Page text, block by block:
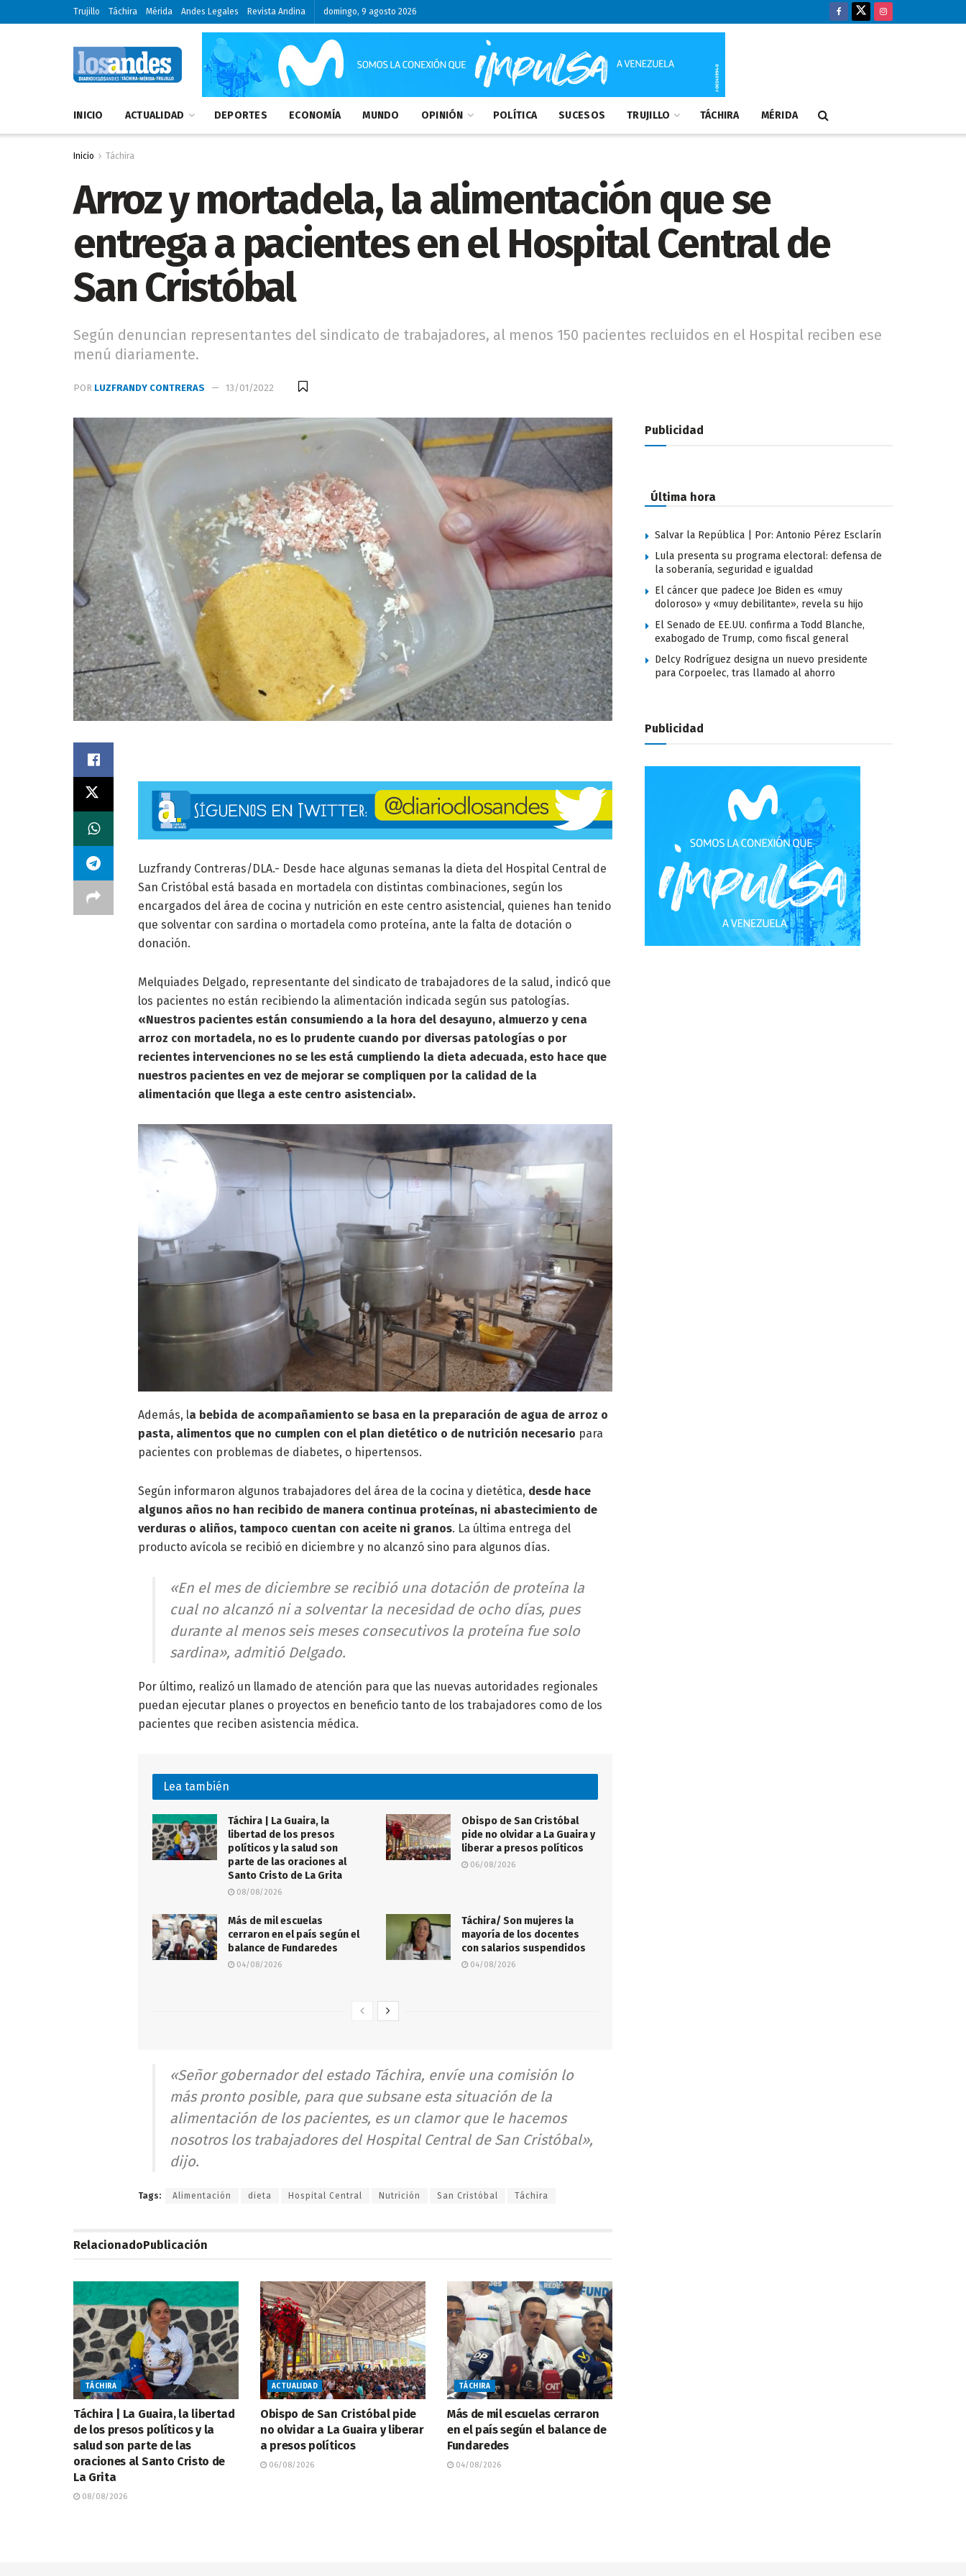
Trujillo Táchira Mérida Andes Legales Revista Andina domingo, 9 agosto 2026
INICIO ACTUALIDAD DEPORTES ECONOMÍA MUNDO OPINIÓN POLÍTICA SUCESOS TRUJILLO TÁCHIRA MÉRIDA
Inicio Táchira
Arroz y mortadela, la alimentación que se
entrega a pacientes en el Hospital Central de
San Cristóbal
Según denuncian representantes del sindicato de trabajadores, al menos 150 pacientes recluidos en el Hospital reciben ese
menú diariamente.
POR LUZFRANDY CONTRERAS 13/01/2022
Luzfrandy Contreras/DLA.- Desde hace algunas semanas la dieta del Hospital Central de
San Cristóbal está basada en mortadela con distintas combinaciones, según los
encargados del área de cocina y nutrición en este centro asistencial, quienes han tenido
que solventar con sardina o mortadela como proteína, ante la falta de dotación o
donación.
Melquiades Delgado, representante del sindicato de trabajadores de la salud, indicó que
los pacientes no están recibiendo la alimentación indicada según sus patologías.
«Nuestros pacientes están consumiendo a la hora del desayuno, almuerzo y cena
arroz con mortadela, no es lo prudente cuando por diversas patologías o por
recientes intervenciones no se les está cumpliendo la dieta adecuada, esto hace que
nuestros pacientes en vez de mejorar se compliquen por la calidad de la
alimentación que llega a este centro asistencial».
Además, la bebida de acompañamiento se basa en la preparación de agua de arroz o
pasta, alimentos que no cumplen con el plan dietético o de nutrición necesario para
pacientes con problemas de diabetes, o hipertensos.
Según informaron algunos trabajadores del área de la cocina y dietética, desde hace
algunos años no han recibido de manera continua proteínas, ni abastecimiento de
verduras o aliños, tampoco cuentan con aceite ni granos. La última entrega del
producto avícola se recibió en diciembre y no alcanzó sino para algunos días.
«En el mes de diciembre se recibió una dotación de proteína la
cual no alcanzó ni a solventar la necesidad de ocho días, pues
durante al menos seis meses consecutivos la proteína fue solo
sardina», admitió Delgado.
Por último, realizó un llamado de atención para que las nuevas autoridades regionales
puedan ejecutar planes o proyectos en beneficio tanto de los trabajadores como de los
pacientes que reciben asistencia médica.
Lea también
Táchira | La Guaira, la
libertad de los presos
políticos y la salud son
parte de las oraciones al
Santo Cristo de La Grita
08/08/2026
Obispo de San Cristóbal
pide no olvidar a La Guaira y
liberar a presos políticos
06/08/2026
Más de mil escuelas
cerraron en el país según el
balance de Fundaredes
04/08/2026
Táchira/ Son mujeres la
mayoría de los docentes
con salarios suspendidos
04/08/2026
«Señor gobernador del estado Táchira, envíe una comisión lo
más pronto posible, para que subsane esta situación de la
alimentación de los pacientes, es un clamor que le hacemos
nosotros los trabajadores del Hospital Central de San Cristóbal»,
dijo.
Tags: Alimentación dieta Hospital Central Nutrición San Cristóbal Táchira
RelacionadoPublicación
TÁCHIRA
Táchira | La Guaira, la libertad
de los presos políticos y la
salud son parte de las
oraciones al Santo Cristo de
La Grita
08/08/2026
ACTUALIDAD
Obispo de San Cristóbal pide
no olvidar a La Guaira y liberar
a presos políticos
06/08/2026
TÁCHIRA
Más de mil escuelas cerraron
en el país según el balance de
Fundaredes
04/08/2026
Publicidad
Última hora
Salvar la República | Por: Antonio Pérez Esclarín
Lula presenta su programa electoral: defensa de
la soberanía, seguridad e igualdad
El cáncer que padece Joe Biden es «muy
doloroso» y «muy debilitante», revela su hijo
El Senado de EE.UU. confirma a Todd Blanche,
exabogado de Trump, como fiscal general
Delcy Rodríguez designa un nuevo presidente
para Corpoelec, tras llamado al ahorro
Publicidad